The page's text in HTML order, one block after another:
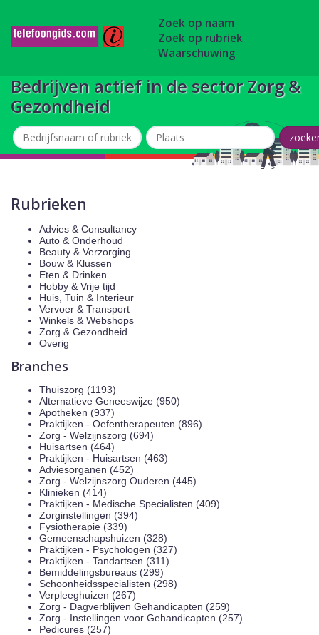
Zoek op naam
Zoek op rubriek
Waarschuwing
Bedrijven actief in de sector Zorg &
Gezondheid
Rubrieken
Advies & Consultancy
Auto & Onderhoud
Beauty & Verzorging
Bouw & Klussen
Eten & Drinken
Hobby & Vrije tijd
Huis, Tuin & Interieur
Vervoer & Transport
Winkels & Webshops
Zorg & Gezondheid
Overig
Branches
Thuiszorg (1193)
Alternatieve Geneeswijze (950)
Apotheken (937)
Praktijken - Oefentherapeuten (896)
Zorg - Welzijnszorg (694)
Huisartsen (464)
Praktijken - Huisartsen (463)
Adviesorganen (452)
Zorg - Welzijnszorg Ouderen (445)
Klinieken (414)
Praktijken - Medische Specialisten (409)
Zorginstellingen (394)
Fysiotherapie (339)
Gemeenschapshuizen (328)
Praktijken - Psychologen (327)
Praktijken - Tandartsen (311)
Bemiddelingsbureaus (299)
Schoonheidsspecialisten (298)
Verpleeghuizen (267)
Zorg - Dagverblijven Gehandicapten (259)
Zorg - Instellingen voor Gehandicapten (257)
Pedicures (257)